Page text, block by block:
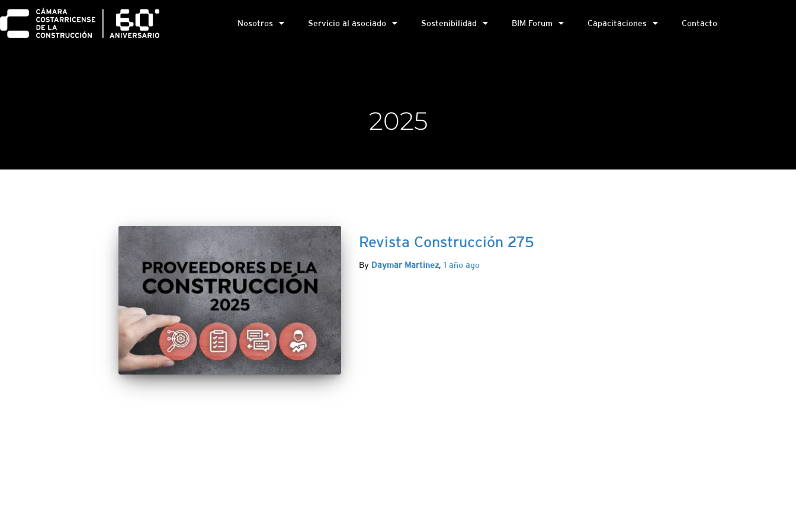
Nosotros Servicio al asociado Sostenibilidad BIM Forum Capacitaciones Contacto
2025
Revista Construcción 275
By Daymar Martinez, 1 añoago